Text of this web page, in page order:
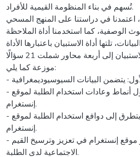
تُسهم في بناء المنظومة القيمية للأفراد.
اعتمدنا في دراستنا على المنهج المسحي
الوصفية، كما استخدمنا أداة الملاحظة
تلتها أداة الاستبيان باعتبارها الأداة
الرئيسية. وقد قُسم الاستبيان إلى أربعة محاور شملت 21 سؤالًا
موزعة كما يلي:
- المحور الأول: يتضمن البيانات السيوسيوديمغرافية.
- المحور الثاني: يتناول أنماط وعادات استخدام الطلبة لموقع
إنستغرام.
- المحور الثالث: يتطرق إلى دوافع استخدام الطلبة لموقع
إنستغرام.
- المحور الرابع: يتناول دور موقع إنستغرام في تعزيز وترسيخ القيم
الاجتماعية لدى الطلبة.